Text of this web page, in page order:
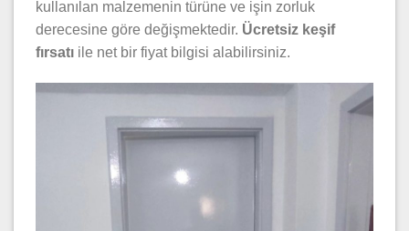
kullanılan malzemenin türüne ve işin zorluk
derecesine göre değişmektedir. Ücretsiz keşif
fırsatı ile net bir fiyat bilgisi alabilirsiniz.